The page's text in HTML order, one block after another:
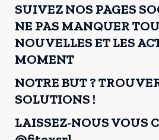
SUIVEZ NOS PAGES
NE PAS MANQUER
NOUVELLES ET LES
MOMENT
NOTRE BUT ?
SOLUTIONS !
LAISSEZ-NOUS VOUS